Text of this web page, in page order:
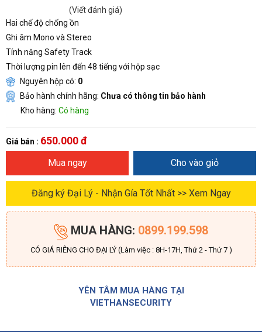
(Viết đánh giá)
Hai chế độ chống ồn
Ghi âm Mono và Stereo
Tính năng Safety Track
Thời lượng pin lên đến 48 tiếng với hộp sạc
Nguyên hộp có: 0
Bảo hành chính hãng: Chưa có thông tin bảo hành
Kho hàng: Có hàng
Giá bán : 650.000 đ
Mua ngay Cho vào giỏ
Đăng ký Đại Lý - Nhận Gía Tốt Nhất >> Xem Ngay
MUA HÀNG: 0899.199.598
CÓ GIÁ RIÊNG CHO ĐẠI LÝ (Làm việc : 8H-17H, Thứ 2 - Thứ 7 )
YÊN TÂM MUA HÀNG TẠI
VIETHANSECURITY